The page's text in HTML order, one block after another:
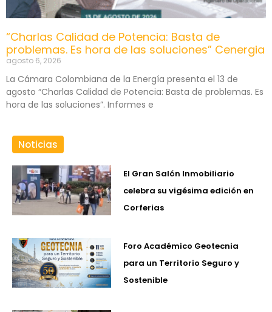
“Charlas Calidad de Potencia: Basta de
problemas. Es hora de las soluciones” Cenergia
agosto 6, 2026
La Cámara Colombiana de la Energía presenta el 13 de
agosto “Charlas Calidad de Potencia: Basta de problemas. Es
hora de las soluciones”. Informes e
Noticias
El Gran Salón Inmobiliario
celebra su vigésima edición en
Corferias
Foro Académico Geotecnia
para un Territorio Seguro y
Sostenible